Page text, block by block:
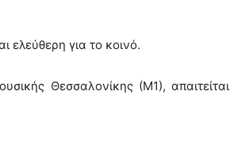
ελεύθερη για το κοινό.
Θεσσαλονίκης (Μ1), απαιτείται